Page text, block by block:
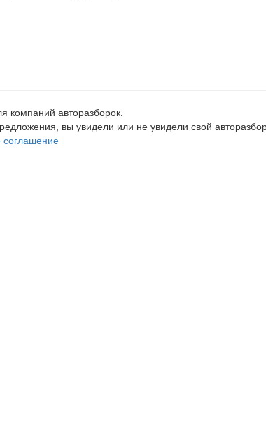
компаний авторазборок.
вы увидели или не увидели свой
соглашение